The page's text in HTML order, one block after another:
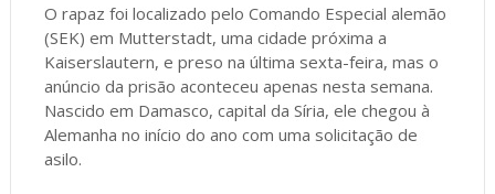
O rapaz foi localizado pelo Comando Especial alemão
(SEK) em Mutterstadt, uma cidade próxima a
Kaiserslautern, e preso na última sexta-feira, mas o
anúncio da prisão aconteceu apenas nesta semana.
Nascido em Damasco, capital da Síria, ele chegou à
Alemanha no início do ano com uma solicitação de
asilo.